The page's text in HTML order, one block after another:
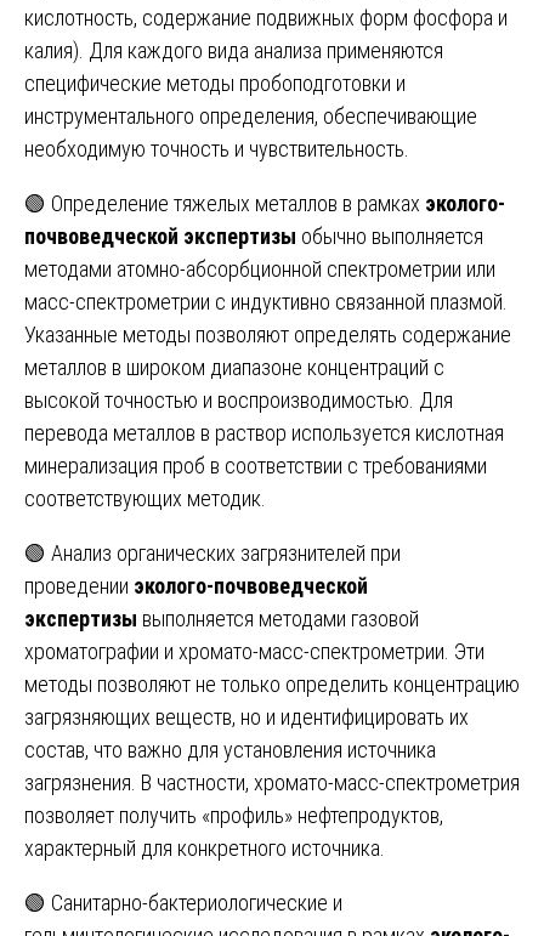
кислотность, содержание подвижных форм фосфора и
калия). Для каждого вида анализа применяются
специфические методы пробоподготовки и
инструментального определения, обеспечивающие
необходимую точность и чувствительность.
🟢 Определение тяжелых металлов в рамках эколого-
почвоведческой экспертизы обычно выполняется
методами атомно-абсорбционной спектрометрии или
масс-спектрометрии с индуктивно связанной плазмой.
Указанные методы позволяют определять содержание
металлов в широком диапазоне концентраций с
высокой точностью и воспроизводимостью. Для
перевода металлов в раствор используется кислотная
минерализация проб в соответствии с требованиями
соответствующих методик.
🟢 Анализ органических загрязнителей при
проведении эколого-почвоведческой
экспертизы выполняется методами газовой
хроматографии и хромато-масс-спектрометрии. Эти
методы позволяют не только определить концентрацию
загрязняющих веществ, но и идентифицировать их
состав, что важно для установления источника
загрязнения. В частности, хромато-масс-спектрометрия
позволяет получить «профиль» нефтепродуктов,
характерный для конкретного источника.
🟢 Санитарно-бактериологические и